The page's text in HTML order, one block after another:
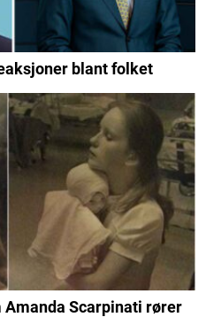
blant folket
Scarpinati rører